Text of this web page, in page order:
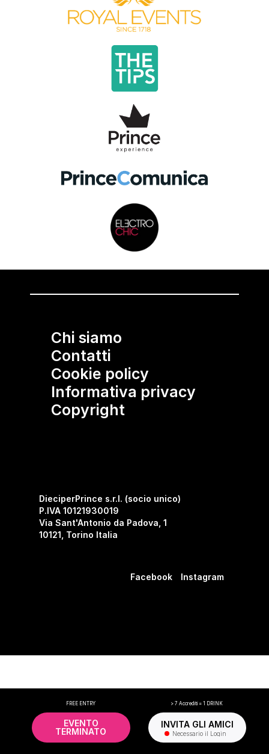
Chi siamo
Contatti
Cookie policy
Informativa privacy
Copyright
DieciperPrince s.r.l. (socio unico)
P.IVA 10121930019
Via Sant'Antonio da Padova, 1
10121, Torino Italia
Facebook Instagram
FREE ENTRY
EVENTO
TERMINATO
> 7 Accrediti = 1 DRINK
INVITA GLI AMICI
Necessario il Login